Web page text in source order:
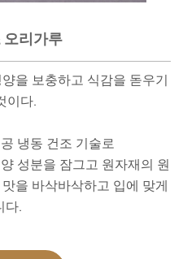
오리가루
을 보충하고 식감을 돋우기
이다.
냉동 건조 기술로
성분을 잠그고 원자재의 원
을 바삭바삭하고 입에 맞게
다.